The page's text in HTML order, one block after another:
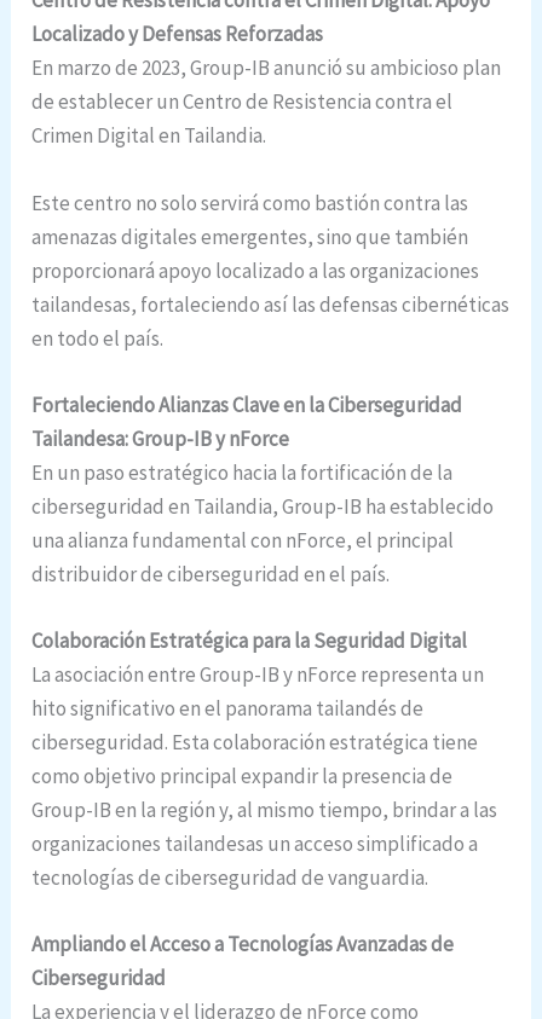
Localizado y Defensas Reforzadas
En marzo de 2023, Group-IB anunció su ambicioso plan
de establecer un Centro de Resistencia contra el
Crimen Digital en Tailandia.
Este centro no solo servirá como bastión contra las
amenazas digitales emergentes, sino que también
proporcionará apoyo localizado a las organizaciones
tailandesas, fortaleciendo así las defensas cibernéticas
en todo el país.
Fortaleciendo Alianzas Clave en la Ciberseguridad
Tailandesa: Group-IB y nForce
En un paso estratégico hacia la fortificación de la
ciberseguridad en Tailandia, Group-IB ha establecido
una alianza fundamental con nForce, el principal
distribuidor de ciberseguridad en el país.
Colaboración Estratégica para la Seguridad Digital
La asociación entre Group-IB y nForce representa un
hito significativo en el panorama tailandés de
ciberseguridad. Esta colaboración estratégica tiene
como objetivo principal expandir la presencia de
Group-IB en la región y, al mismo tiempo, brindar a las
organizaciones tailandesas un acceso simplificado a
tecnologías de ciberseguridad de vanguardia.
Ampliando el Acceso a Tecnologías Avanzadas de
Ciberseguridad
La experiencia y el liderazgo de nForce como